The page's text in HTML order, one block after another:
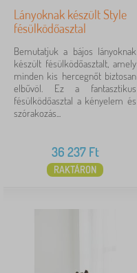
Lányoknak készült Style
fésülködőasztal
Bemutatjuk a bájos lányoknak
készült fésülködőasztalt, amely
minden kis hercegnőt biztosan
elbűvöl. Ez a fantasztikus
fésülködőasztal a kényelem és
szórakozás...
36 237Ft
RAKTÁRON